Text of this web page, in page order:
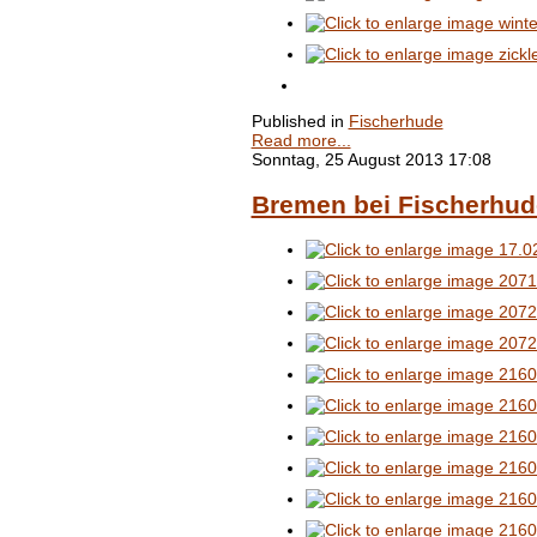
Published in Fischerhude
Read more...
Sonntag, 25 August 2013 17:08
Bremen bei